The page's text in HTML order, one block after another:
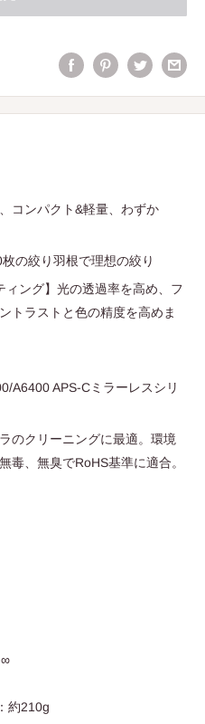
コンパクト&軽量、わずか
の絞り羽根で理想の絞り
ィング】光の透過率を高め、フ
トラストと色の精度を高めま
A6400 APS-Cミラーレスシリ
のクリーニングに最適。環境
毒、無臭でRoHS基準に適合。
∞
約210g